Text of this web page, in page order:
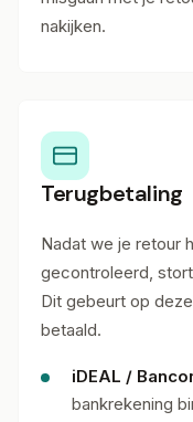
nakijken.
Terugbetaling
Nadat we je retour
gecontroleerd,
Dit gebeurt op
betaald.
iDEAL /
bankrekening